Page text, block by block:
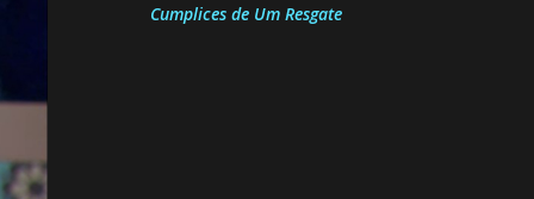
Cumplices de Um Resgate